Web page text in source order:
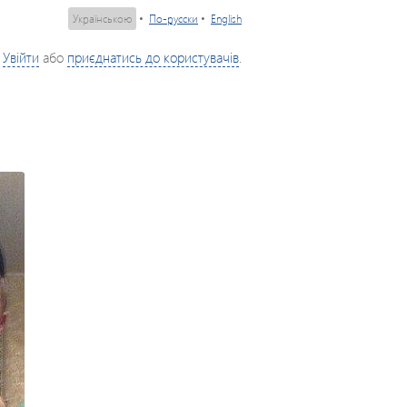
Українською • По-русски • English
Увійти або приєднатись до користувачів.